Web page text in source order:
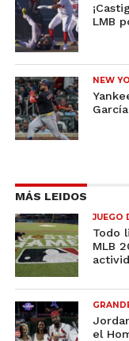
LMB
NEW
MÁS LEIDOS
JUEGO
Todo
MLB
el